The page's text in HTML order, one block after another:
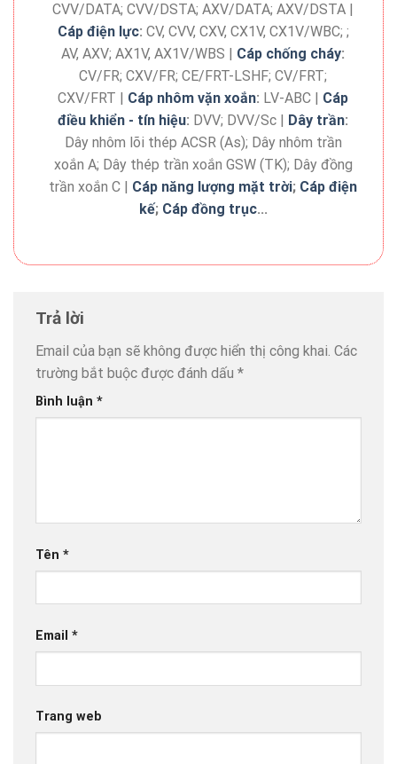
CVV/DATA; CVV/DSTA; AXV/DATA; AXV/DSTA |
Cáp điện lực: CV, CVV, CXV, CX1V, CX1V/WBC; ;
AV, AXV; AX1V, AX1V/WBS | Cáp chống cháy:
CV/FR; CXV/FR; CE/FRT-LSHF; CV/FRT;
CXV/FRT | Cáp nhôm vặn xoắn: LV-ABC | Cáp
điều khiển - tín hiệu: DVV; DVV/Sc | Dây trần:
Dây nhôm lõi thép ACSR (As); Dây nhôm trần
xoắn A; Dây thép trần xoắn GSW (TK); Dây đồng
trần xoắn C | Cáp năng lượng mặt trời; Cáp điện
kế; Cáp đồng trục...
Trả lời
Email của bạn sẽ không được hiển thị công khai. Các
trường bắt buộc được đánh dấu *
Bình luận *
Tên *
Email *
Trang web